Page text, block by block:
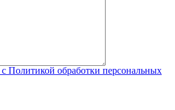
с Политикой обработки персональных